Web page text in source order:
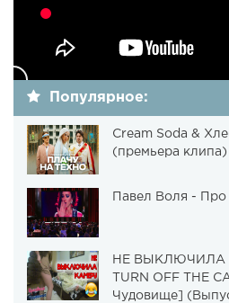
Популярное:
Cream Soda &
(премьера клипа)
Павел Воля - Про
НЕ ВЫКЛЮЧИЛА
TURN OFF THE
Чудовище]